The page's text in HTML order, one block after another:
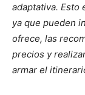
adaptativa. Esto
ya que pueden
ofrece, las
precios y
armar el